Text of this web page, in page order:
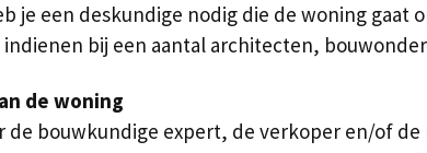
je een deskundige nodig die de woning
indienen bij een aantal architecten,
de woning
de bouwkundige expert, de verkoper en/of